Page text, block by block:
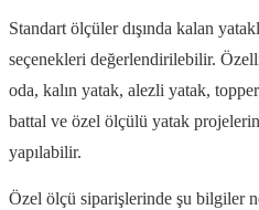
Standart ölçüler dışında kalan
seçenekleri değerlendirilebilir.
oda, kalın yatak, alezli yatak,
battal ve özel ölçülü yatak
yapılabilir.
Özel ölçü siparişlerinde şu bilgiler